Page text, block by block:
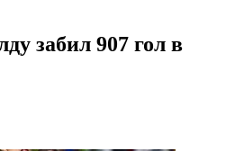
забил 907 гол в